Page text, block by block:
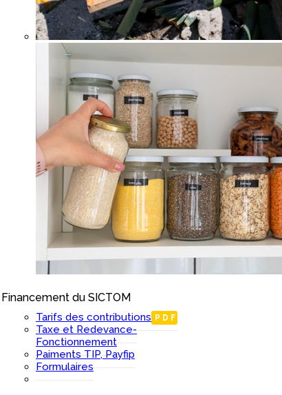
Financement du SICTOM
Tarifs des contributions PDF
Taxe et Redevance-
Fonctionnement
Paiments TIP, Payfip
Formulaires